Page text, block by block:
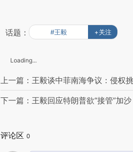
话题： #王毅 +关注
Loading...
上一篇：王毅谈中菲南海争议：侵权
下一篇：王毅回应特朗普欲“接管”加
评论区 0